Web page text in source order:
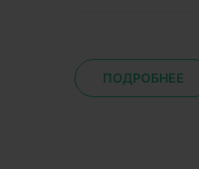
ПОДРОБНЕЕ